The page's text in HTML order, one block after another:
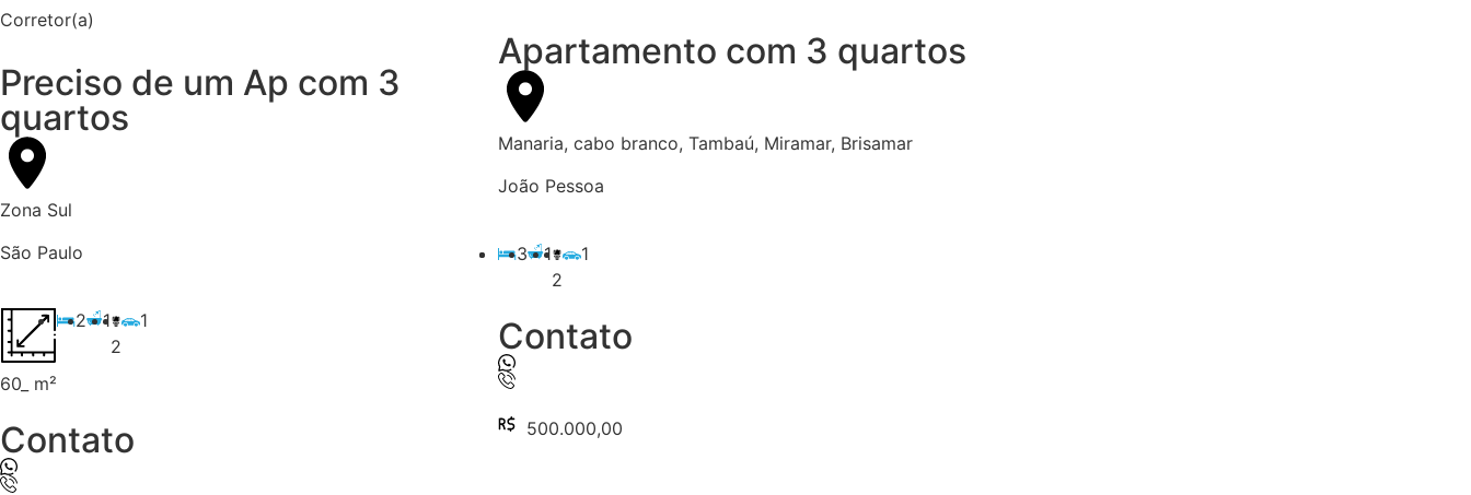
Corretor(a)
Preciso de um Ap com 3
quartos
Zona Sul
São Paulo
60_ m²
2
1
2
1
Contato
Apartamento com 3 quartos
Manaria, cabo branco, Tambaú, Miramar, Brisamar
João Pessoa
3
1
2
1
Contato
500.000,00